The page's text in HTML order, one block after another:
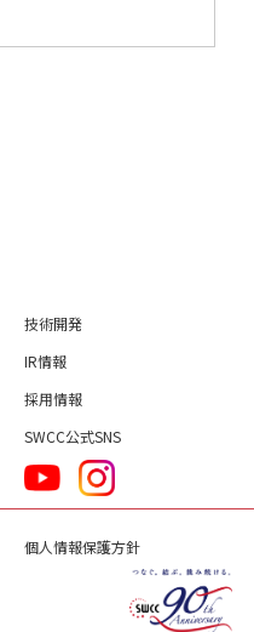
技術開発
IR情報
採用情報
SWCC公式SNS
個人情報保護方針